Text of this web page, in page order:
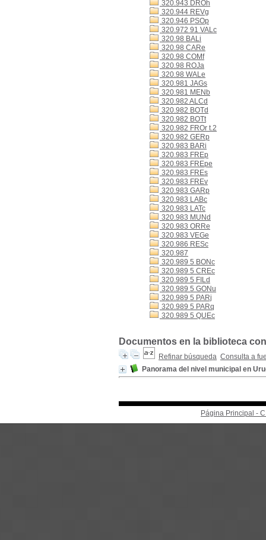
320.943 DROh
320.944 REVg
320.946 PSOp
320.972 91 VALc
320.98 BALi
320.98 CARe
320.98 COMf
320.98 ROJa
320.98 WALe
320.981 JAGs
320.981 MENb
320.982 ALCd
320.982 BOTd
320.982 BOTt
320.982 FROr t.2
320.982 GERp
320.983 BARi
320.983 FREp
320.983 FREpe
320.983 FREs
320.983 FREv
320.983 GARp
320.983 LABc
320.983 LATc
320.983 MUNd
320.983 ORRe
320.983 VEGe
320.986 RESc
320.987
320.989 5 BONc
320.989 5 CREc
320.989 5 FILd
320.989 5 GONu
320.989 5 PARj
320.989 5 PARq
320.989 5 QUEc
Documentos en la biblioteca
Refinar búsqueda Consulta a
Panorama del nivel municipal en
Página Principal -